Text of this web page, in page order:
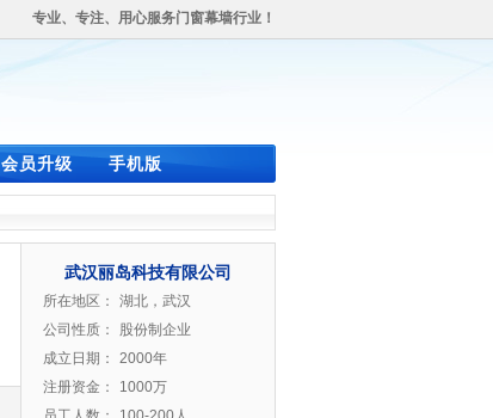
专业、专注、用心服务门窗幕墙行业！
会员升级 手机版
武汉丽岛科技有限公司
所在地区：
湖北，武汉
公司性质：
股份制企业
成立日期：
2000年
注册资金：
1000万